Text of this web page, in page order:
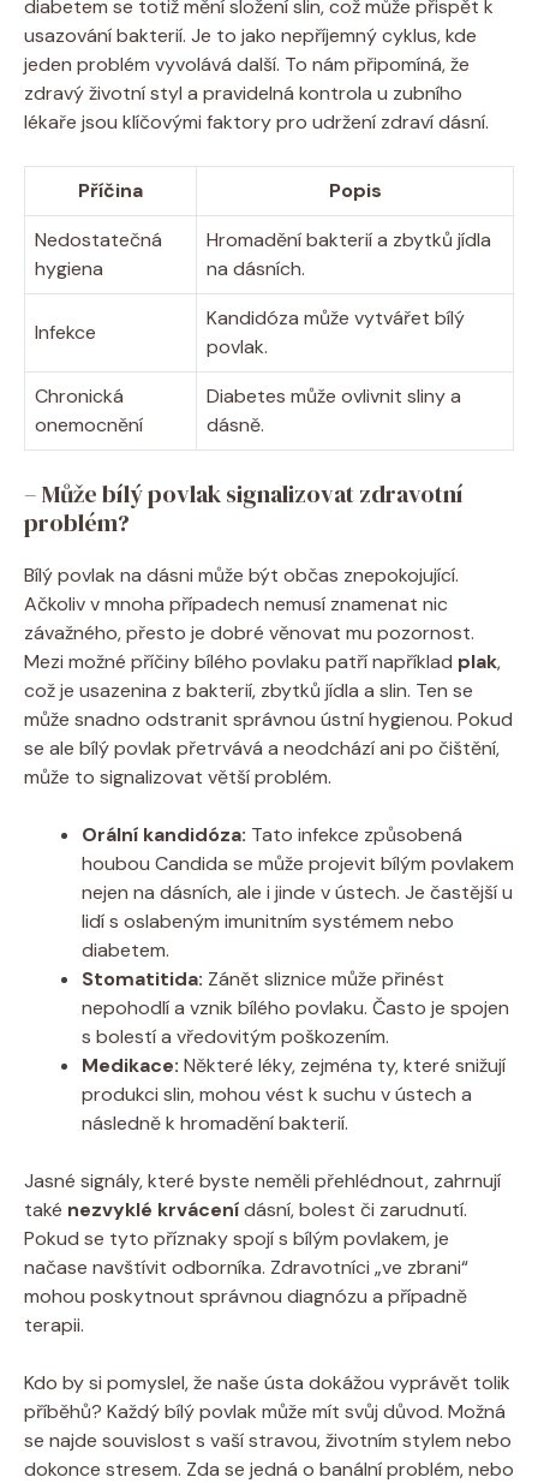
diabetem se totiž mění složení slin, což může přispět k
usazování bakterií. Je to jako nepříjemný cyklus, kde
jeden problém vyvolává další. To nám připomíná, že
zdravý životní styl a pravidelná kontrola u zubního
lékaře jsou klíčovými faktory pro udržení zdraví dásní.
Příčina
Popis
Nedostatečná
hygiena
Hromadění bakterií a zbytků jídla
na dásních.
Infekce
Kandidóza může vytvářet bílý
povlak.
Chronická
onemocnění
Diabetes může ovlivnit sliny a
dásně.
– Může bílý povlak signalizovat zdravotní
problém?
Bílý povlak na dásni může být občas znepokojující.
Ačkoliv v mnoha případech nemusí znamenat nic
závažného, přesto je dobré věnovat mu pozornost.
Mezi možné příčiny bílého povlaku patří například plak,
což je usazenina z bakterií, zbytků jídla a slin. Ten se
může snadno odstranit správnou ústní hygienou. Pokud
se ale bílý povlak přetrvává a neodchází ani po čištění,
může to signalizovat větší problém.
Orální kandidóza: Tato infekce způsobená
houbou Candida se může projevit bílým povlakem
nejen na dásních, ale i jinde v ústech. Je častější u
lidí s oslabeným imunitním systémem nebo
diabetem.
Stomatitida: Zánět sliznice může přinést
nepohodlí a vznik bílého povlaku. Často je spojen
s bolestí a vředovitým poškozením.
Medikace: Některé léky, zejména ty, které snižují
produkci slin, mohou vést k suchu v ústech a
následně k hromadění bakterií.
Jasné signály, které byste neměli přehlédnout, zahrnují
také nezvyklé krvácenídásní, bolest či zarudnutí.
Pokud se tyto příznaky spojí s bílým povlakem, je
načase navštívit odborníka. Zdravotníci „ve zbrani“
mohou poskytnout správnou diagnózu a případně
terapii.
Kdo by si pomyslel, že naše ústa dokážou vyprávět tolik
příběhů? Každý bílý povlak může mít svůj důvod. Možná
se najde souvislost s vaší stravou, životním stylem nebo
dokonce stresem. Zda se jedná o banální problém, nebo